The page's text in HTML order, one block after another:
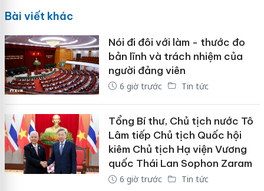
Bài viết khác
Nói đi đôi với làm - thước đo
bản lĩnh và trách nhiệm của
người đảng viên
6 giờ trước Tin tức
Tổng Bí thư, Chủ tịch nước Tô
Lâm tiếp Chủ tịch Quốc hội
kiêm Chủ tịch Hạ viện Vương
quốc Thái Lan Sophon Zaram
6 giờ trước Tin tức